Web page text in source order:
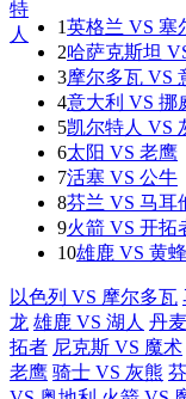
1英格兰 VS 塞
2哈萨克斯坦
3摩尔多瓦 VS
4意大利 VS 挪
5凯尔特人 VS
6太阳 VS 老鹰
7活塞 VS 公牛
8芬兰 VS 马耳
9火箭 VS 开拓
10雄鹿 VS 黄蜂
以色列 VS 摩尔多瓦
龙 雄鹿 VS 湖人 丹
拓者 尼克斯 VS 魔术
老鹰 骑士 VS 灰熊